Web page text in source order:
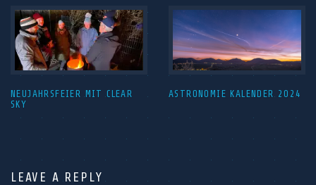
NEUJAHRSFEIER MIT CLEAR
SKY
ASTRONOMIE KALENDER 2024
LEAVE A REPLY